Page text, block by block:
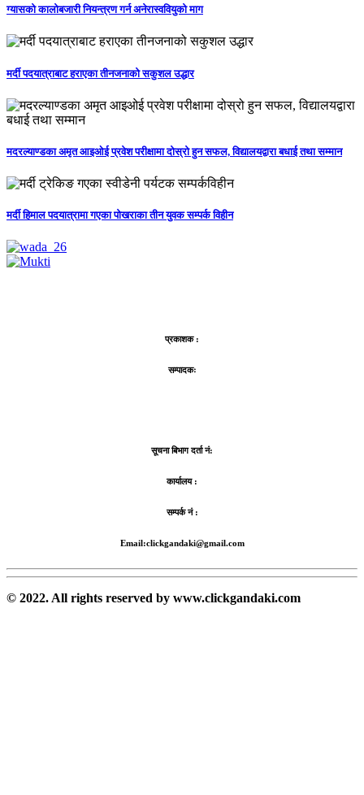
ग्यासको कालोबजारी नियन्त्रण गर्न अनेरास्ववियुको माग
मर्दी पदयात्राबाट हराएका तीनजनाको सकुशल उद्धार
मदरल्याण्डका अमृत आइओई प्रवेश परीक्षामा दोस्रो हुन सफल, विद्यालयद्वारा बधाई तथा सम्मान
मर्दी हिमाल पदयात्रामा गएका पोखराका तीन युवक सम्पर्क विहीन
प्रकाशक :
सम्पादकः
सूचना बिभाग दर्ता नं:
कार्यालय :
सम्पर्क नं :
Email:clickgandaki@gmail.com
© 2022. All rights reserved by www.clickgandaki.com